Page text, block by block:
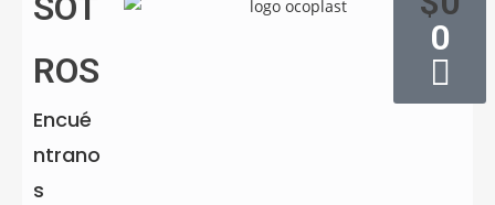
ROS
Encué
ntrano
s
0
Uso